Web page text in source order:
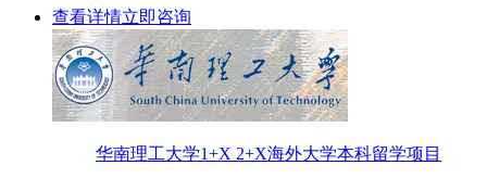
查看详情立即咨询
华南理工大学1+X 2+X海外大学本科留学项目